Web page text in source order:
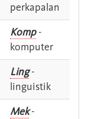
perkapalan
Komp-
komputer
Ling-
linguistik
Mek-